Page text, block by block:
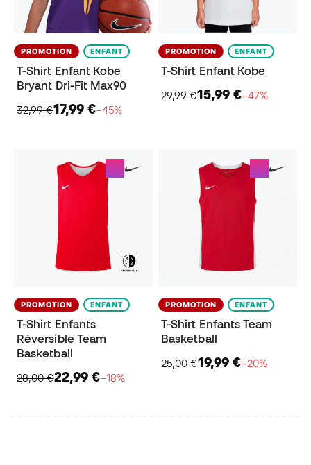
PROMOTION ENFANT
T-Shirt Enfant Kobe
Bryant Dri-Fit Max90
32,99 €17,99 €−45%
PROMOTION ENFANT
T-Shirt Enfant Kobe
29,99 €15,99 €−47%
PROMOTION ENFANT
T-Shirt Enfants
Réversible Team
Basketball
28,00 €22,99 €−18%
PROMOTION ENFANT
T-Shirt Enfants Team
Basketball
25,00 €19,99 €−20%